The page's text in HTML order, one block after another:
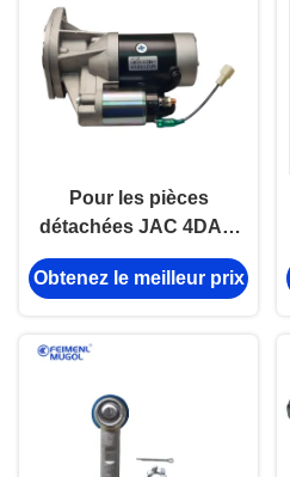
Pour les pièces
détachées JAC 4DA1-
1 3701200FA
Obtenez le meilleur prix